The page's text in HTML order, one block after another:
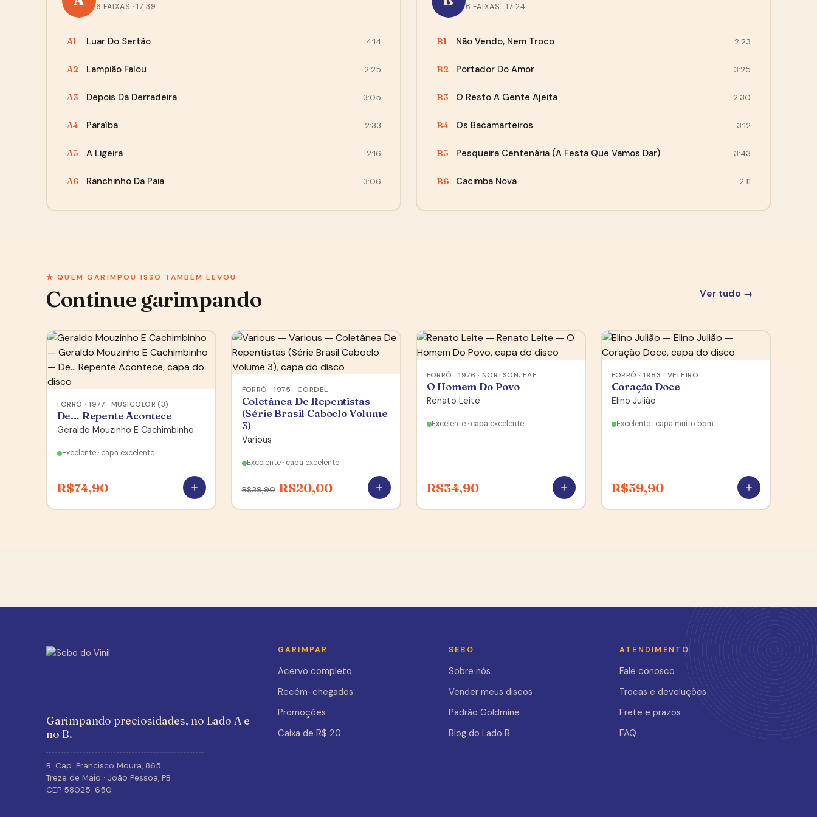
6 FAIXAS · 17:39
A1 Luar Do Sertão 4:14
A2 Lampião Falou 2:25
A3 Depois Da Derradeira 3:05
A4 Paraíba 2:33
A5 A Ligeira 2:16
A6 Ranchinho Da Paia 3:06
6 FAIXAS · 17:24
B1 Não Vendo, Nem Troco 2:23
B2 Portador Do Amor 3:25
B3 O Resto A Gente Ajeita 2:30
B4 Os Bacamarteiros 3:12
B5 Pesqueira Centenária (A Festa Que Vamos Dar) 3:43
B6 Cacimba Nova 2:11
★ QUEM GARIMPOU ISSO TAMBÉM LEVOU
Continue garimpando Ver tudo →
FORRÓ · 1977 · MUSICOLOR (3)
De… Repente Acontece
Geraldo Mouzinho E Cachimbinho
Excelente · capa excelente
R$74,90
FORRÓ · 1975 · CORDEL
Coletânea De Repentistas
(Série Brasil Caboclo Volume
3)
Various
Excelente · capa excelente
R$39,90 R$20,00
FORRÓ · 1976 · NORTSON, EAE
O Homem Do Povo
Renato Leite
Excelente · capa excelente
R$34,90
FORRÓ · 1983 · VELEIRO
Coração Doce
Elino Julião
Excelente · capa muito bom
R$59,90
Garimpando preciosidades, no Lado A e
no B.
R. Cap. Francisco Moura, 865
Treze de Maio · João Pessoa, PB
CEP 58025-650
GARIMPAR
Acervo completo
Recém-chegados
Promoções
Caixa de R$ 20
SEBO
Sobre nós
Vender meus discos
Padrão Goldmine
Blog do Lado B
ATENDIMENTO
Fale conosco
Trocas e devoluções
Frete e prazos
FAQ
“O envio foi super rápido, e a encomenda chegou